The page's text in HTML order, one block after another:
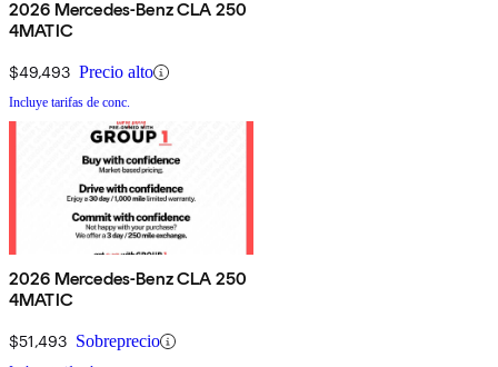
2026 Mercedes-Benz CLA 250
4MATIC
$49,493 Precio alto
Incluye tarifas de conc.
2026 Mercedes-Benz CLA 250
4MATIC
$51,493 Sobreprecio